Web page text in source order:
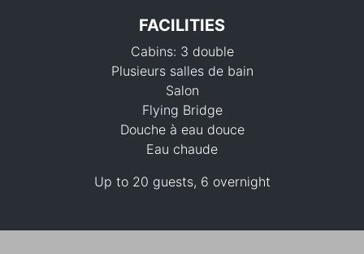
FACILITIES
Cabins: 3 double
Plusieurs salles de bain
Salon
Flying Bridge
Douche à eau douce
Eau chaude
Up to 20 guests, 6 overnight